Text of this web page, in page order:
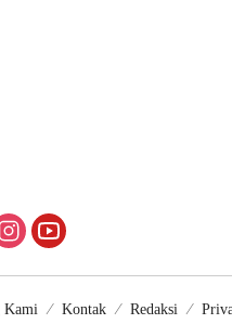
Kami Kontak Redaksi